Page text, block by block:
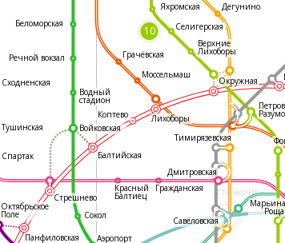
Станколит
10
Грачёвская
Моссельмаш
Аэропорт
Сокол
Красный
Балтиец
Гражданская
Дмитровская
Коптево Лихоборы
Балтийская
Войковская
Водный
стадион
Сходненская
Тушинская
Спартак
Стрешнево
Октябрьское
Поле
Панфиловская
Окружная
Дегунино
Верхние
Лихоборы
Селигерская
Яхромская
Речной вокзал
Беломорская
Тимирязевская
Марьина
Роща
Савёловская